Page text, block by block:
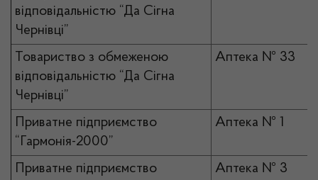
відповідальністю “Да Сігна
Чернівці”
Товариство з обмеженою
відповідальністю “Да Сігна
Чернівці”
Аптека № 33
Приватне підприємство
“Гармонія-2000”
Аптека № 1
Приватне підприємство
Аптека № 3